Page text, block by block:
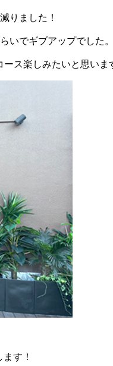
りました！
いでギブアップでした
ス楽しみたいと思いま
す！